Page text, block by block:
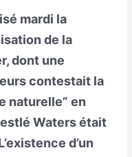
mardi la
de la
dont une
contestait la
naturelle” en
Waters était
d’un